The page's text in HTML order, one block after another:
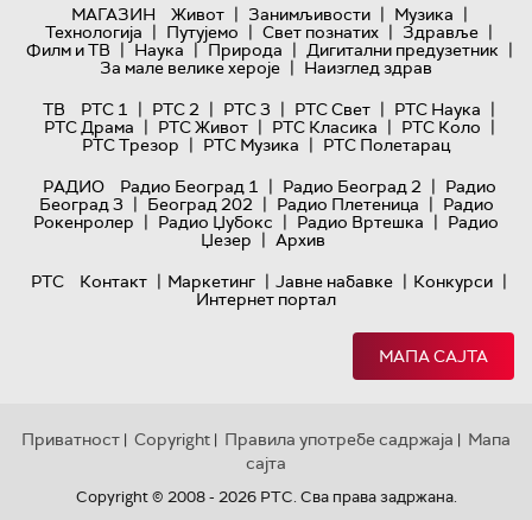
МАГАЗИН
Живот | Занимљивости | Музика |
Технологијa | Путујемо | Свет познатих | Здравље |
Филм и ТВ | Наука | Природа | Дигитални предузетник |
За мале велике хероје | Наизглед здрав
ТВ
РТС 1 | РТС 2 | РТС 3 | РТС Свет | РТС Наука |
РТС Драма | РТС Живот | РТС Класика | РТС Коло |
РТС Трезор | РТС Музика | РТС Полетарац
РАДИО
Радио Београд 1 | Радио Београд 2 | Радио
Београд 3 | Београд 202 | Радио Плетеница | Радио
Рокенролер | Радио Џубокс | Радио Вртешка | Радио
Џезер | Архив
РТС
Контакт | Маркетинг | Јавне набавке | Конкурси |
Интернет портал
МАПА САЈТА
Приватност | Copyright | Правила употребе садржаја | Мапа
сајта
Copyright © 2008 - 2026 РТС. Сва права задржана.